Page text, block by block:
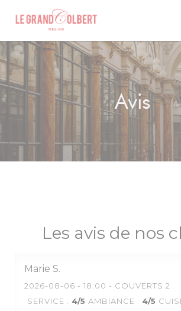
Personnalisation de vos choix en matière de cookies
Avis
Les avis de nos
Marie S
2026-08-06 - 18:00 - COUVERTS 2
SERVICE : 4/5 AMBIANCE : 4/5